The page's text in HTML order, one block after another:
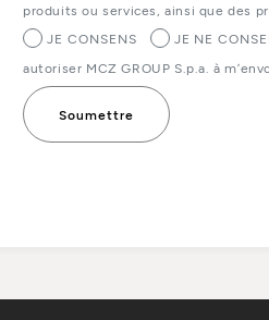
produits ou services, ainsi que des
JE CONSENS
JE NE
autoriser MCZ GROUP S.p.a. à